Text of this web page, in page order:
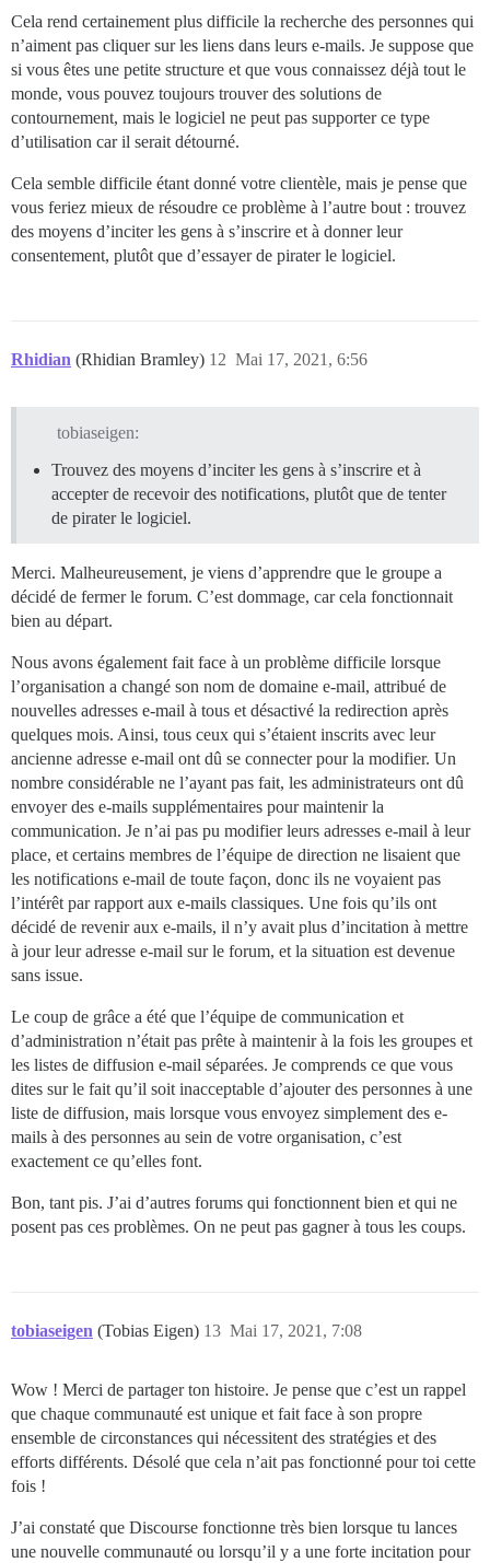
Cela rend certainement plus difficile la recherche des personnes qui
n’aiment pas cliquer sur les liens dans leurs e-mails. Je suppose que
si vous êtes une petite structure et que vous connaissez déjà tout le
monde, vous pouvez toujours trouver des solutions de
contournement, mais le logiciel ne peut pas supporter ce type
d’utilisation car il serait détourné.
Cela semble difficile étant donné votre clientèle, mais je pense que
vous feriez mieux de résoudre ce problème à l’autre bout : trouvez
des moyens d’inciter les gens à s’inscrire et à donner leur
consentement, plutôt que d’essayer de pirater le logiciel.
Rhidian (Rhidian Bramley) Mai 17, 2021, 6:56
12
tobiaseigen:
Trouvez des moyens d’inciter les gens à s’inscrire et à
accepter de recevoir des notifications, plutôt que de tenter
de pirater le logiciel.
Merci. Malheureusement, je viens d’apprendre que le groupe a
décidé de fermer le forum. C’est dommage, car cela fonctionnait
bien au départ.
Nous avons également fait face à un problème difficile lorsque
l’organisation a changé son nom de domaine e-mail, attribué de
nouvelles adresses e-mail à tous et désactivé la redirection après
quelques mois. Ainsi, tous ceux qui s’étaient inscrits avec leur
ancienne adresse e-mail ont dû se connecter pour la modifier. Un
nombre considérable ne l’ayant pas fait, les administrateurs ont dû
envoyer des e-mails supplémentaires pour maintenir la
communication. Je n’ai pas pu modifier leurs adresses e-mail à leur
place, et certains membres de l’équipe de direction ne lisaient que
les notifications e-mail de toute façon, donc ils ne voyaient pas
l’intérêt par rapport aux e-mails classiques. Une fois qu’ils ont
décidé de revenir aux e-mails, il n’y avait plus d’incitation à mettre
à jour leur adresse e-mail sur le forum, et la situation est devenue
sans issue.
Le coup de grâce a été que l’équipe de communication et
d’administration n’était pas prête à maintenir à la fois les groupes et
les listes de diffusion e-mail séparées. Je comprends ce que vous
dites sur le fait qu’il soit inacceptable d’ajouter des personnes à une
liste de diffusion, mais lorsque vous envoyez simplement des e-
mails à des personnes au sein de votre organisation, c’est
exactement ce qu’elles font.
Bon, tant pis. J’ai d’autres forums qui fonctionnent bien et qui ne
posent pas ces problèmes. On ne peut pas gagner à tous les coups.
tobiaseigen (Tobias Eigen) Mai 17, 2021, 7:08
13
Wow ! Merci de partager ton histoire. Je pense que c’est un rappel
que chaque communauté est unique et fait face à son propre
ensemble de circonstances qui nécessitent des stratégies et des
efforts différents. Désolé que cela n’ait pas fonctionné pour toi cette
fois !
J’ai constaté que Discourse fonctionne très bien lorsque tu lances
une nouvelle communauté ou lorsqu’il y a une forte incitation pour